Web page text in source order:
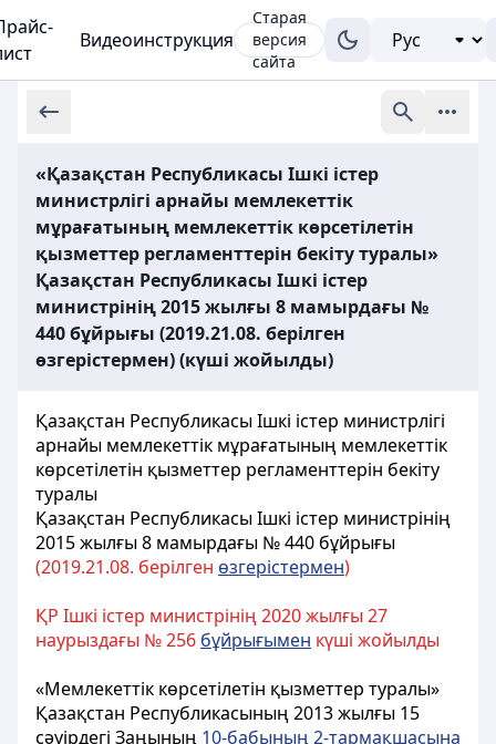
Видеоинструкция
Старая
версия
сайта
«Қазақстан Республикасы Ішкі істер
министрлігі арнайы мемлекеттік
мұрағатының мемлекеттік көрсетілетін
қызметтер регламенттерін бекіту туралы»
Қазақстан Республикасы Ішкі істер
министрінің 2015 жылғы 8 мамырдағы №
440 бұйрығы (2019.21.08. берілген
өзгерістермен) (күші жойылды)
Қазақстан Республикасы Ішкі істер министрлігі
арнайы мемлекеттік мұрағатының мемлекеттік
көрсетілетін қызметтер регламенттерін бекіту
туралы
Қазақстан Республикасы Ішкі істер министрінің
2015 жылғы 8 мамырдағы № 440 бұйрығы
(2019.21.08. берілген өзгерістермен)
ҚР Ішкі істер министрінің 2020 жылғы 27
наурыздағы № 256 бұйрығымен күші жойылды
«Мемлекеттік көрсетілетін қызметтер туралы»
Қазақстан Республикасының 2013 жылғы 15
сәуірдегі Заңының 10-бабының 2-тармақшасына